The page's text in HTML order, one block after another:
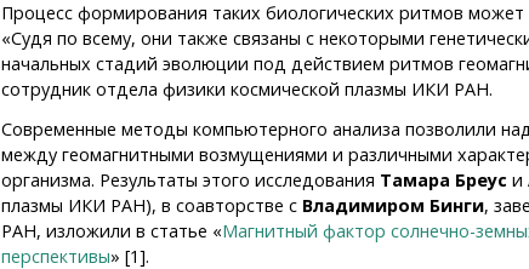
Процесс формирования таких биологических ритмов
«Судя по всему, они также связаны с некоторыми
начальных стадий эволюции под действием ритмов
сотрудник отдела физики космической плазмы ИКИ РАН.
Современные методы компьютерного анализа позволили
между геомагнитными возмущениями и различными
организма. Результаты этого исследования Тамара Бреус и
плазмы ИКИ РАН), в соавторстве с Владимиром Бинги,
РАН, изложили в статье «Магнитный фактор солнечно-
перспективы» [1].